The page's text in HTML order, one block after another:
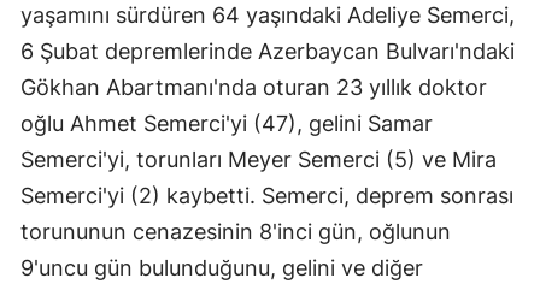
yaşamını sürdüren 64 yaşındaki Adeliye Semerci,
6 Şubat depremlerinde Azerbaycan Bulvarı'ndaki
Gökhan Abartmanı'nda oturan 23 yıllık doktor
oğlu Ahmet Semerci'yi (47), gelini Samar
Semerci'yi, torunları Meyer Semerci (5) ve Mira
Semerci'yi (2) kaybetti. Semerci, deprem sonrası
torununun cenazesinin 8'inci gün, oğlunun
9'uncu gün bulunduğunu, gelini ve diğer